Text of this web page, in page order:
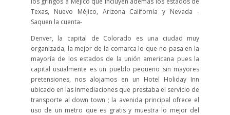
Texas, Nuevo Méjico, Arizona California y Nevada -
Saquen la cuenta-
Denver, la capital de Colorado es una ciudad muy
organizada, la mejor de la comarca lo que no pasa en la
mayoría de los estados de la unión americana pues la
capital usualmente es un pueblo pequeño sin mayores
pretensiones, nos alojamos en un Hotel Holiday Inn
ubicado en las inmediaciones que prestaba el servicio de
transporte al down town ; la avenida principal ofrece el
uso de un metro que es gratis y muestra lo mejor del